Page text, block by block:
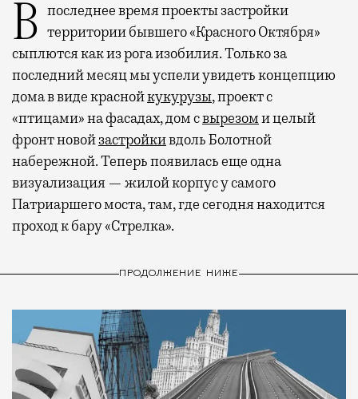
В последнее время проекты застройки территории бывшего «Красного Октября»
сыплются как из рога изобилия. Только за
последний месяц мы успели увидеть концепцию
дома в виде краснойкукурузы, проект с
«птицами» на фасадах, дом свырезоми целый
фронт новойзастройкивдоль Болотной
набережной. Теперь появилась еще одна
визуализация — жилой корпус у самого
Патриаршего моста, там, где сегодня находится
проход к бару «Стрелка».
ПРОДОЛЖЕНИЕ НИЖЕ